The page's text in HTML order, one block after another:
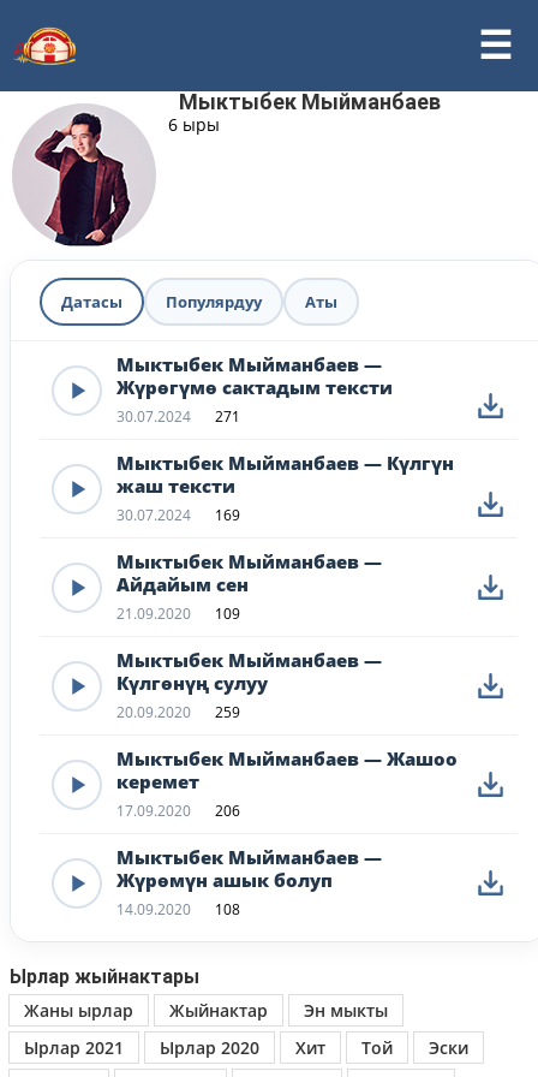
Мыктыбек Мыйманбаев
6 ыры
Датасы Популярдуу Аты
Мыктыбек Мыйманбаев —
Жүрөгүмө сактадым тексти
30.07.2024 271
Мыктыбек Мыйманбаев — Күлгүн
жаш тексти
30.07.2024 169
Мыктыбек Мыйманбаев —
Айдайым сен
21.09.2020 109
Мыктыбек Мыйманбаев —
Күлгөнүң сулуу
20.09.2020 259
Мыктыбек Мыйманбаев — Жашоо
керемет
17.09.2020 206
Мыктыбек Мыйманбаев —
Жүрөмүн ашык болуп
14.09.2020 108
Ырлар жыйнактары
Жаны ырлар
Жыйнактар
Эн мыкты
Ырлар 2021
Ырлар 2020 Хит Той
Эски